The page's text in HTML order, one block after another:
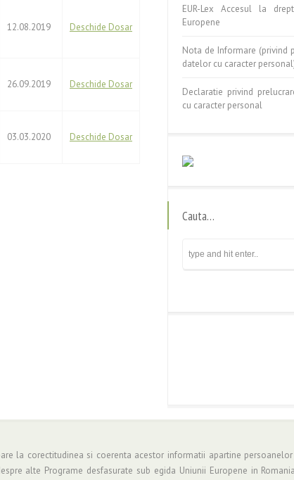
12.08.2019 Deschide Dosar
26.09.2019 Deschide Dosar
03.03.2020 Deschide Dosar
EUR-Lex Accesul la
Europene
Nota de Informare (privind
datelor cu caracter
Declaratie privind
cu caracter personal
Cauta…
la corectitudinea si coerenta acestor informatii apartine
alte Programe desfasurate sub egida Uniunii Europene in